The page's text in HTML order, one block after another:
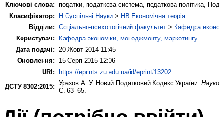
Ключові слова: податки, податкова система, податкова політика,
Класифікатор:
H Суспільні Науки > HB Економічна теорія
Відділи: Соціально-психологічний факультет > Кафедра
Користувач:
Кафедра економіки, менеджменту, маркетингу
Дата подачі:
20 Жовт 2014 11:45
Оновлення:
15 Серп 2015 12:06
URI: https://eprints.zu.edu.ua/id/eprint/13202
ДСТУ 8302:2015: Уразов А. У. Новий Податковий Кодекс України.
С. 63–65.